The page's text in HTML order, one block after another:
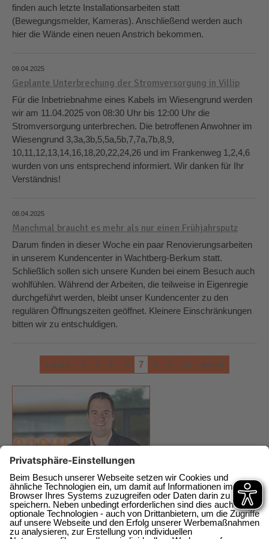
finden auch letzte Installationsarbeiten statt
(Bewegungsmelder, Kameras). Anschließend werden auch
hier die Wände einen neuen Anstrich bekommen.
09.04.2025
Geplante Unterbrechung der Stromversorgung in Villip
Für die Inbetriebnahme eines Kabels im Wiesengrund werden
wir am 11.04.2025 von 08:30 Uhr bis 12:00 Uhr die
Stromversorgung unterbrechen. Die betroffenen Anwohner im
Wiesengrund 3,3a,3b,5,5a,5b,7,7a,7b,8,9,
10,11,12,13,14,16,18,20,22,24,26 und im Frankenweg 1,2,4,6
wurden von uns entsprechend informiert. Wir danken für Ihr
Verständnis!
08.04.2025
Manchmal braucht es mehr als nur einen Frühjahrsputz
Darum finden in dieser Woche ein paar Renovierungsarbeiten
in unserem Kundencenter in Wachtberg-Berkum statt.
Schließlich sollen sich unsere Kunden bei einem Besuch auch
wohlfühlen. Während der Arbeiten, die teilweise in Eigenregie
durchgeführt werden, bleibt unser Kundencenter zu den
regulären Öffnungszeiten geöffnet. Kleinere Einschränkungen
bitten wir zu entschuldigen.
zurück 3 4 5 6 7 8 9 10 weiter
enewa GmbH
Energie + Wasser Wachtberg
Am Wachtbergring 2a